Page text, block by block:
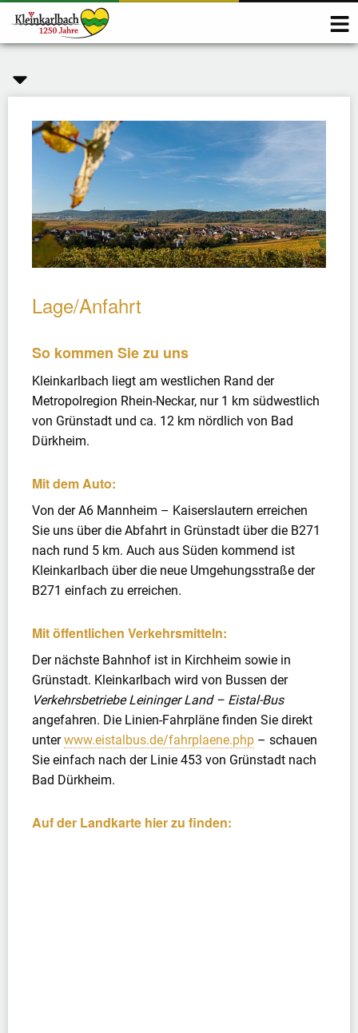
Lage/Anfahrt
So kommen Sie zu uns
Kleinkarlbach liegt am westlichen Rand der
Metropolregion Rhein-Neckar, nur 1 km südwestlich
von Grünstadt und ca. 12 km nördlich von Bad
Dürkheim.
Mit dem Auto:
Von der A6 Mannheim – Kaiserslautern erreichen
Sie uns über die Abfahrt in Grünstadt über die B271
nach rund 5 km. Auch aus Süden kommend ist
Kleinkarlbach über die neue Umgehungsstraße der
B271 einfach zu erreichen.
Mit öffentlichen Verkehrsmitteln:
Der nächste Bahnhof ist in Kirchheim sowie in
Grünstadt. Kleinkarlbach wird von Bussen der
Verkehrsbetriebe Leininger Land – Eistal-Bus
angefahren. Die Linien-Fahrpläne finden Sie direkt
unterwww.eistalbus.de/fahrplaene.php – schauen
Sie einfach nach der Linie 453 von Grünstadt nach
Bad Dürkheim.
Auf der Landkarte hier zu finden: